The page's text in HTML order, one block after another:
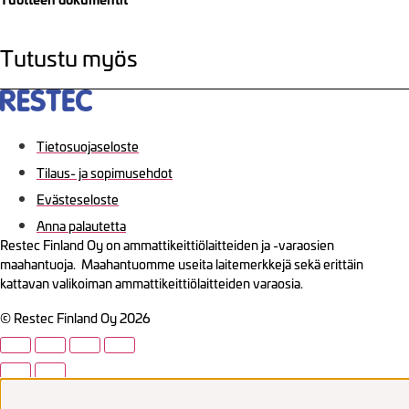
Tutustu myös
Tietosuojaseloste
Tilaus- ja sopimusehdot
Evästeseloste
Anna palautetta
Restec Finland Oy on ammattikeittiölaitteiden ja -varaosien
maahantuoja. Maahantuomme useita laitemerkkejä sekä erittäin
kattavan valikoiman ammattikeittiölaitteiden varaosia.
© Restec Finland Oy 2026